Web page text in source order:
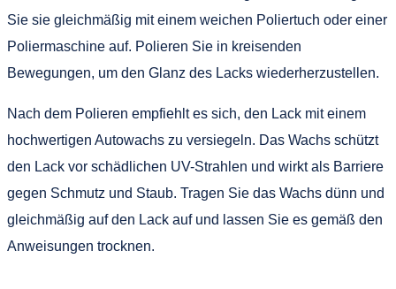
Sie sie gleichmäßig mit einem weichen Poliertuch oder einer
Poliermaschine auf. Polieren Sie in kreisenden
Bewegungen, um den Glanz des Lacks wiederherzustellen.
Nach dem Polieren empfiehlt es sich, den Lack mit einem
hochwertigen Autowachs zu versiegeln. Das Wachs schützt
den Lack vor schädlichen UV-Strahlen und wirkt als Barriere
gegen Schmutz und Staub. Tragen Sie das Wachs dünn und
gleichmäßig auf den Lack auf und lassen Sie es gemäß den
Anweisungen trocknen.